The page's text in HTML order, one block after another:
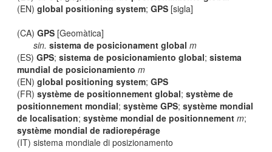
(EN)global positioning system;GPS [sigla]
(CA)GPS [Geomàtica]
sin. sistema de posicionament global m
(ES)GPS;sistema de posicionamiento global;sistema
mundial de posicionamiento m
(EN)global positioning system;GPS
(FR)système de positionnement global;système de
positionnement mondial;système GPS;système mondial
de localisation;système mondial de positionnement m;
système mondial de radiorepérage
(IT) sistema mondiale di posizionamento